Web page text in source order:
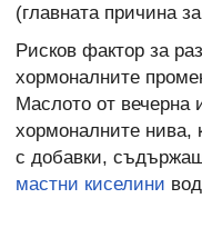
(главната причина
Рисков фактор за
хормоналните
Маслото от вечерна
хормоналните нива,
с добавки,
мастни киселини